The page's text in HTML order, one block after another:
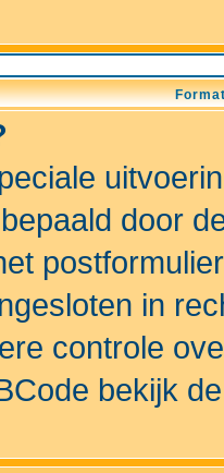
door
in
controle
bekijk